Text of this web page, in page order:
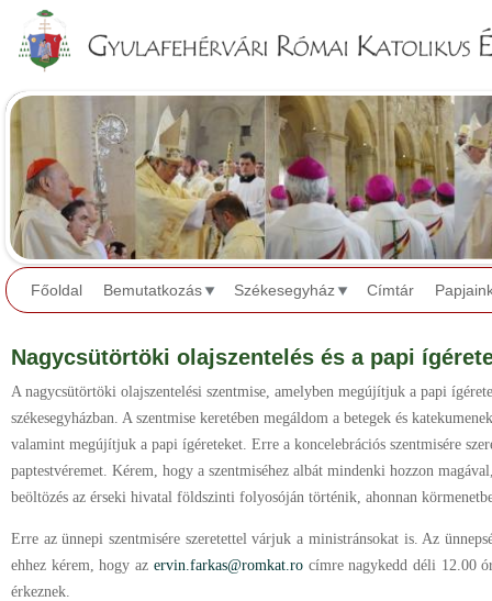
Főoldal Bemutatkozás Székesegyház Címtár
Nagycsütörtöki olajszentelés és a papi
A nagycsütörtöki olajszentelési szentmise, amelyben megújítjuk a papi
székesegyházban. A szentmise keretében megáldom a betegek és
valamint megújítjuk a papi ígéreteket. Erre a koncelebrációs szentmisére
paptestvéremet. Kérem, hogy a szentmiséhez albát mindenki hozzon
beöltözés az érseki hivatal földszinti folyosóján történik, ahonnan
Erre az ünnepi szentmisére szeretettel várjuk a ministránsokat is. Az
ehhez kérem, hogy az ervin.farkas@romkat.rocímre nagykedd déli 12.00
érkeznek.